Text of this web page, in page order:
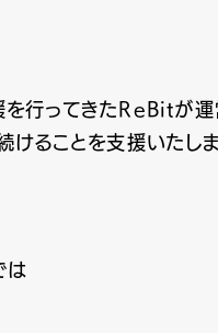
を行ってきたReBitが
ることを支援いたしま
は